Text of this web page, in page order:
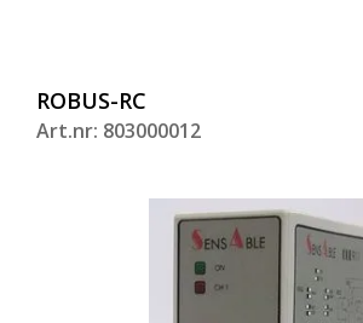
ROBUS-RC
Art.nr: 803000012